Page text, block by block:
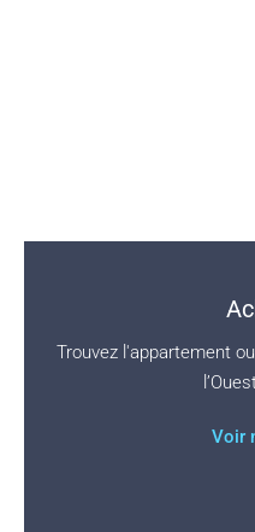
Trouvez l'appartement
Voir